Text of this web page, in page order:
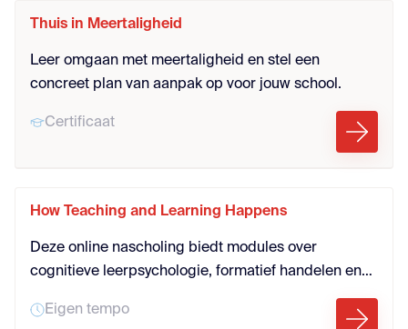
Thuis in Meertaligheid
Leer omgaan met meertaligheid en stel een
concreet plan van aanpak op voor jouw school.
Certificaat
How Teaching and Learning Happens
Deze online nascholing biedt modules over
cognitieve leerpsychologie, formatief handelen en
effectieve didactiek. Je leert bewezen strategieën
zoals retrieval practice, spaced learning en
Eigen tempo